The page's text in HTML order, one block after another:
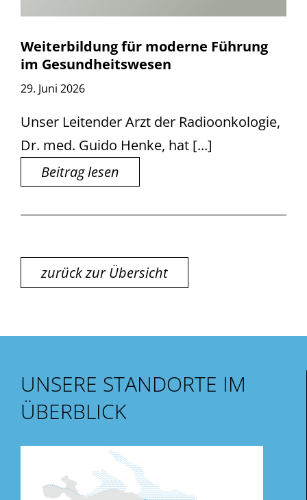
Weiterbildung für moderne Führung
im Gesundheitswesen
29. Juni 2026
Unser Leitender Arzt der Radioonkologie,
Dr. med. Guido Henke, hat [...]
Beitrag lesen
zurück zur Übersicht
UNSERE STANDORTE IM
ÜBERBLICK